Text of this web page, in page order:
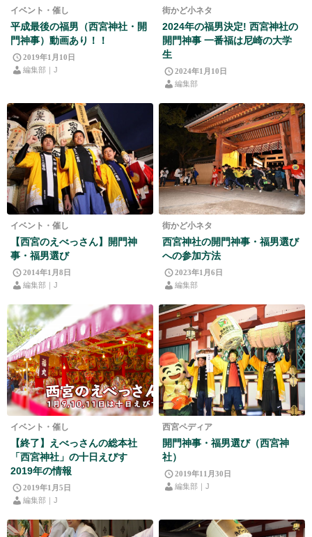
イベント・催し
平成最後の福男（西宮神社・開
門神事）動画あり！！
2019年1月10日
編集部｜J
街かど小ネタ
2024年の福男決定! 西宮神社の
開門神事 一番福は尼崎の大学
生
2024年1月10日
編集部
イベント・催し
【西宮のえべっさん】開門神
事・福男選び
2014年1月8日
編集部｜J
街かど小ネタ
西宮神社の開門神事・福男選び
への参加方法
2023年1月6日
編集部
イベント・催し
【終了】えべっさんの総本社
「西宮神社」の十日えびす
2019年の情報
2019年1月5日
編集部｜J
西宮ペディア
開門神事・福男選び（西宮神
社）
2019年11月30日
編集部｜J